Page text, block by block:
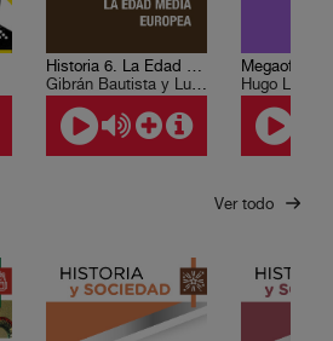
Historia 6. La Edad Media europea
Gibrán Bautista y Lugo
Ver todo